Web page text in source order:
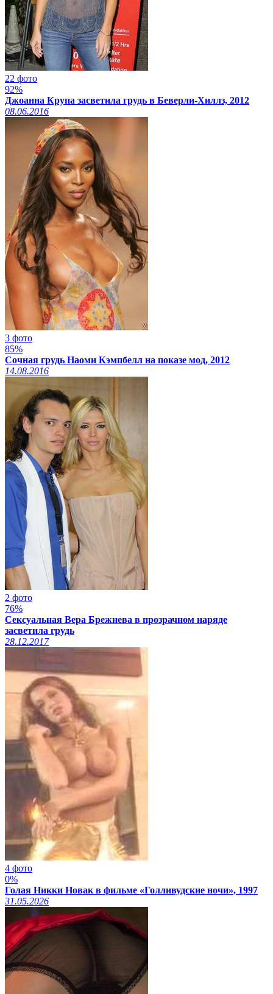
22 фото
92%
Джоанна Крупа засветила грудь в Беверли-Хиллз, 2012
08.06.2016
3 фото
85%
Сочная грудь Наоми Кэмпбелл на показе мод, 2012
14.08.2016
2 фото
76%
Сексуальная Вера Брежнева в прозрачном наряде
засветила грудь
28.12.2017
4 фото
0%
Голая Никки Новак в фильме «Голливудские ночи», 1997
31.05.2026